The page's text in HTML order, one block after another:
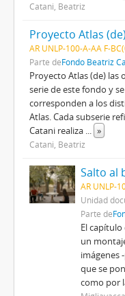
Catani, Beatriz
Proyecto Atlas
AR UNLP-100-A-AA F-
Parte deFondo Beatriz
Proyecto Atlas (de)
serie de este fondo y
corresponden a los
Atlas. Cada subserie
Catani realiza ... »
Catani, Beatriz
AR UNLP-
Unidad
Parte de
El
un
imágenes
que se
como por